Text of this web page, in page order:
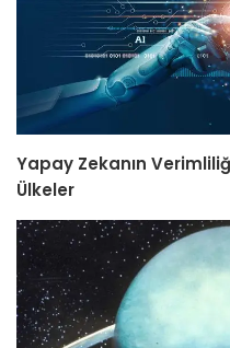
Yapay Zekanın
Ülkeler